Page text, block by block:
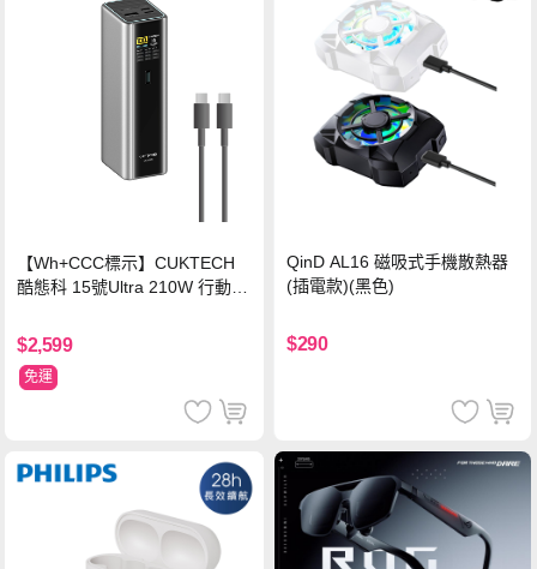
【Wh+CCC標示】CUKTECH
酷態科 15號Ultra 210W 行動電
$2,599
免運
QinD AL16 磁吸式手機散熱器
(插電款)(黑色)
$290